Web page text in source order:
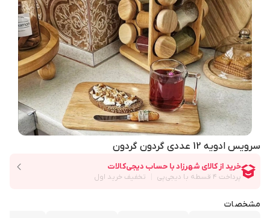
سرویس ادویه 12 عددی گردون گردون
مشخصات